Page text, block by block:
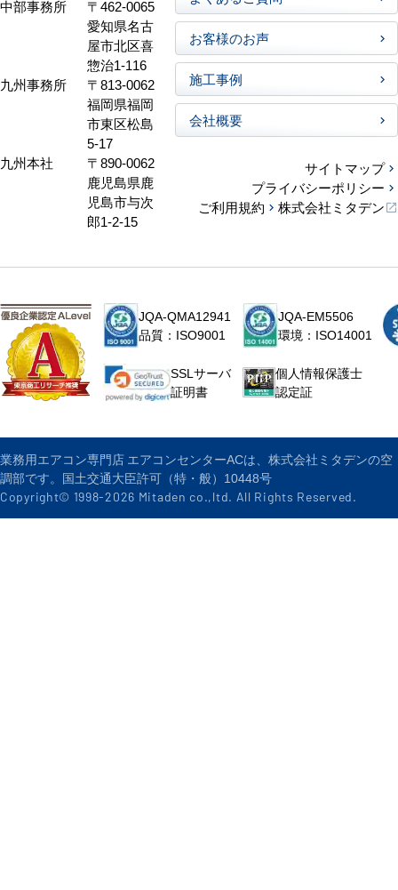
中部事務所
〒462-0065
愛知県名古
屋市北区喜
惣治1-116
九州事務所
〒813-0062
福岡県福岡
市東区松島
5-17
九州本社
〒890-0062
鹿児島県鹿
児島市与次
郎1-2-15
お客様のお声
施工事例
会社概要
サイトマップ
プライバシーポリシー
ご利用規約
株式会社ミタデン
JQA-QMA12941
品質：ISO9001
JQA-EM5506
環境：ISO14001
SSLサーバ
証明書
個人情報保護士
認定証
業務用エアコン専門店 エアコンセンターACは、株式会社ミタデンの空
調部です。国土交通大臣許可（特・般）10448号
Copyright© 1998-2026 Mitaden co.,ltd. All Rights Reserved.